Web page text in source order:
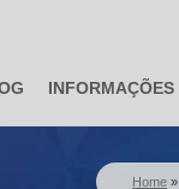
INFORMAÇÕES
Home »